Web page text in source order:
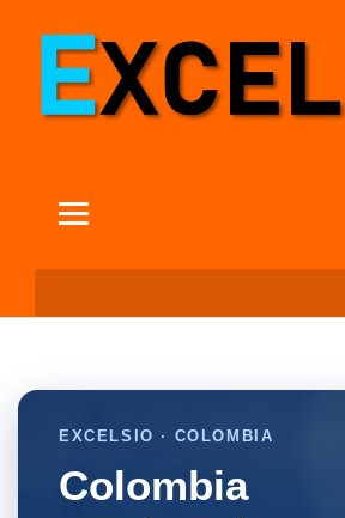
EXCELSIO · COLOMBIA
Colombia